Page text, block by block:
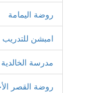
روضة اليمامة
امبشن للتدريب
مدرسة الخالدية
روضة القصر